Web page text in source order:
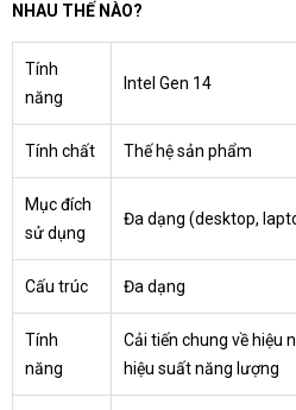
NHAU THẾ NÀO?
Tính
năng
Intel Gen 14
Tính chất Thế hệ sản phẩm
Mục đích
sử dụng
Đa dạng (desktop,
Cấu trúc Đa dạng
Tính
năng
Cải tiến chung về hiệu
hiệu suất năng lượng